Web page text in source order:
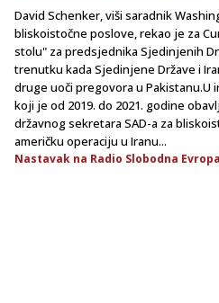
David Schenker, viši saradnik
bliskoistočne poslove, rekao je za
stolu" za predsjednika Sjedinjenih
trenutku kada Sjedinjene Države i
druge uoči pregovora u Pakistanu.U
koji je od 2019. do 2021. godine
državnog sekretara SAD-a za
američku operaciju u Iranu...
Nastavak na Radio Slobodna